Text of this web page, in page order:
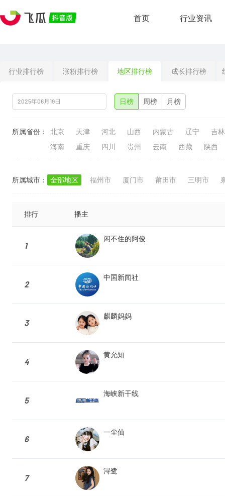
首页 行业资讯
行业排行榜 涨粉排行榜 地区排行榜 成长排行榜
日榜 周榜 月榜
所属省份： 北京 天津 河北 山西 内蒙古 辽宁
吉林
海南
重庆 四川 贵州 云南 西藏 陕西
所属城市： 全部地区 福州市 厦门市 莆田市 三明市
排行 播主
1
闲不住的阿俊
2
中国新闻社
3
麒麟妈妈
4
黄允知
5
海峡新干线
6
一尘仙
7
浔鹭